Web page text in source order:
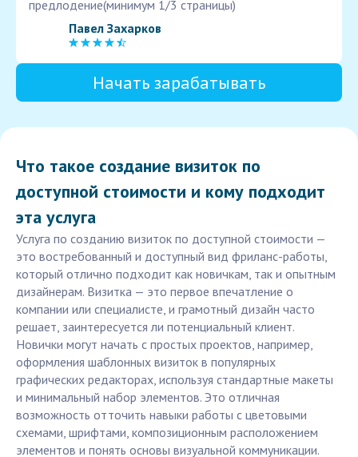
предлодение(минимум 1/3 страницы)
Павел Захарков
Начать зарабатывать
Что такое создание визиток по
доступной стоимости и кому подходит
эта услуга
Услуга по созданию визиток по доступной стоимости —
это востребованный и доступный вид фриланс-работы,
который отлично подходит как новичкам, так и опытным
дизайнерам. Визитка — это первое впечатление о
компании или специалисте, и грамотный дизайн часто
решает, заинтересуется ли потенциальный клиент.
Новички могут начать с простых проектов, например,
оформления шаблонных визиток в популярных
графических редакторах, используя стандартные макеты
и минимальный набор элементов. Это отличная
возможность отточить навыки работы с цветовыми
схемами, шрифтами, композиционным расположением
элементов и понять основы визуальной коммуникации.